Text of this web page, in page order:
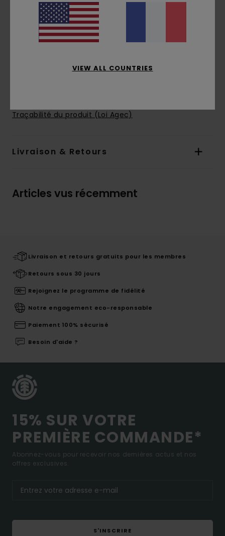
coupe :coupe regular
Col :col rond
Manches :manches courtes
Traçabilité du produit (Loi Agec)
Livraison & Retours
Articles vus récemment
Livraison et retours gratuits pour les membres
Retours sous 30 jours
Rejoignez le programme de fidélité
Notre engagement eco-responsable
Paiement 100% sécurisé
Besoin d'aide ?
15% SUR VOTRE
PREMIÈRE COMMANDE*
Abonnez-vous pour recevoir nos dernières actus et nos
offres exclusives.
S'INSCRIRE
VIEW ALL COUNTRIES